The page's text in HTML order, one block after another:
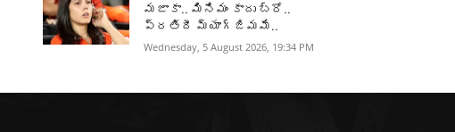
మజాకా.. మినిమం కాదు బ్రో..
ప్రతిదీ మ్యాగ్జిమమే..
Wednesday, 5 August 2026, 19:34 PM